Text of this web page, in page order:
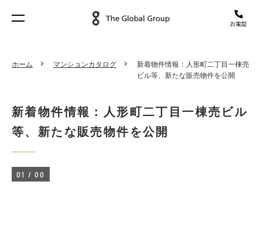
ホーム マンションカタログ
新着物件情報：人形町二丁目一棟売
ビル等、新たな販売物件を公開
新着物件情報：人形町二丁目一棟売ビル
等、新たな販売物件を公開
01 / 00